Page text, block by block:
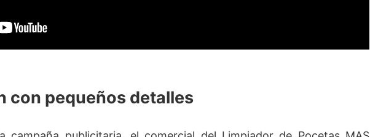
con pequeños detalles